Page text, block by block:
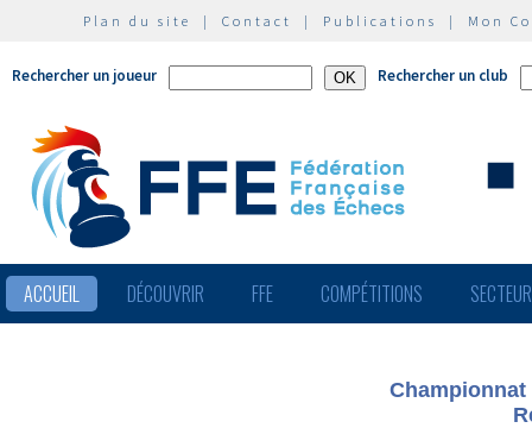
Plan du site | Contact | Publications | Mon
Rechercher un joueur Rechercher un club
ACCUEIL DÉCOUVRIR FFE COMPÉTITIONS
Championnat